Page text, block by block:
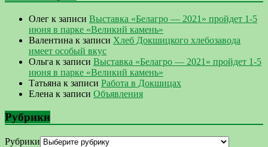
Олег к записи Выставка «Белагро — 2021» пройдет 1-5
июня в парке «Великий камень»
Валентина к записи Хлеб Докшицкого хлебозавода
имеет особый вкус
Ольга к записи Выставка «Белагро — 2021» пройдет 1-5
июня в парке «Великий камень»
Татьяна к записи Работа в Докшицах
Елена к записи Объявления
Рубрики
Рубрики